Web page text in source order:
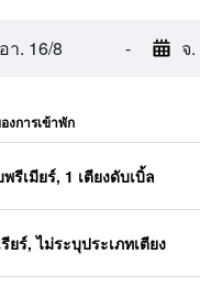
อา. 16/8 - จ
งการเข้าพัก
รีเมียร์, 1 เตียงดับเบิ้ล
ยร์, ไม่ระบุประเภทเตียง